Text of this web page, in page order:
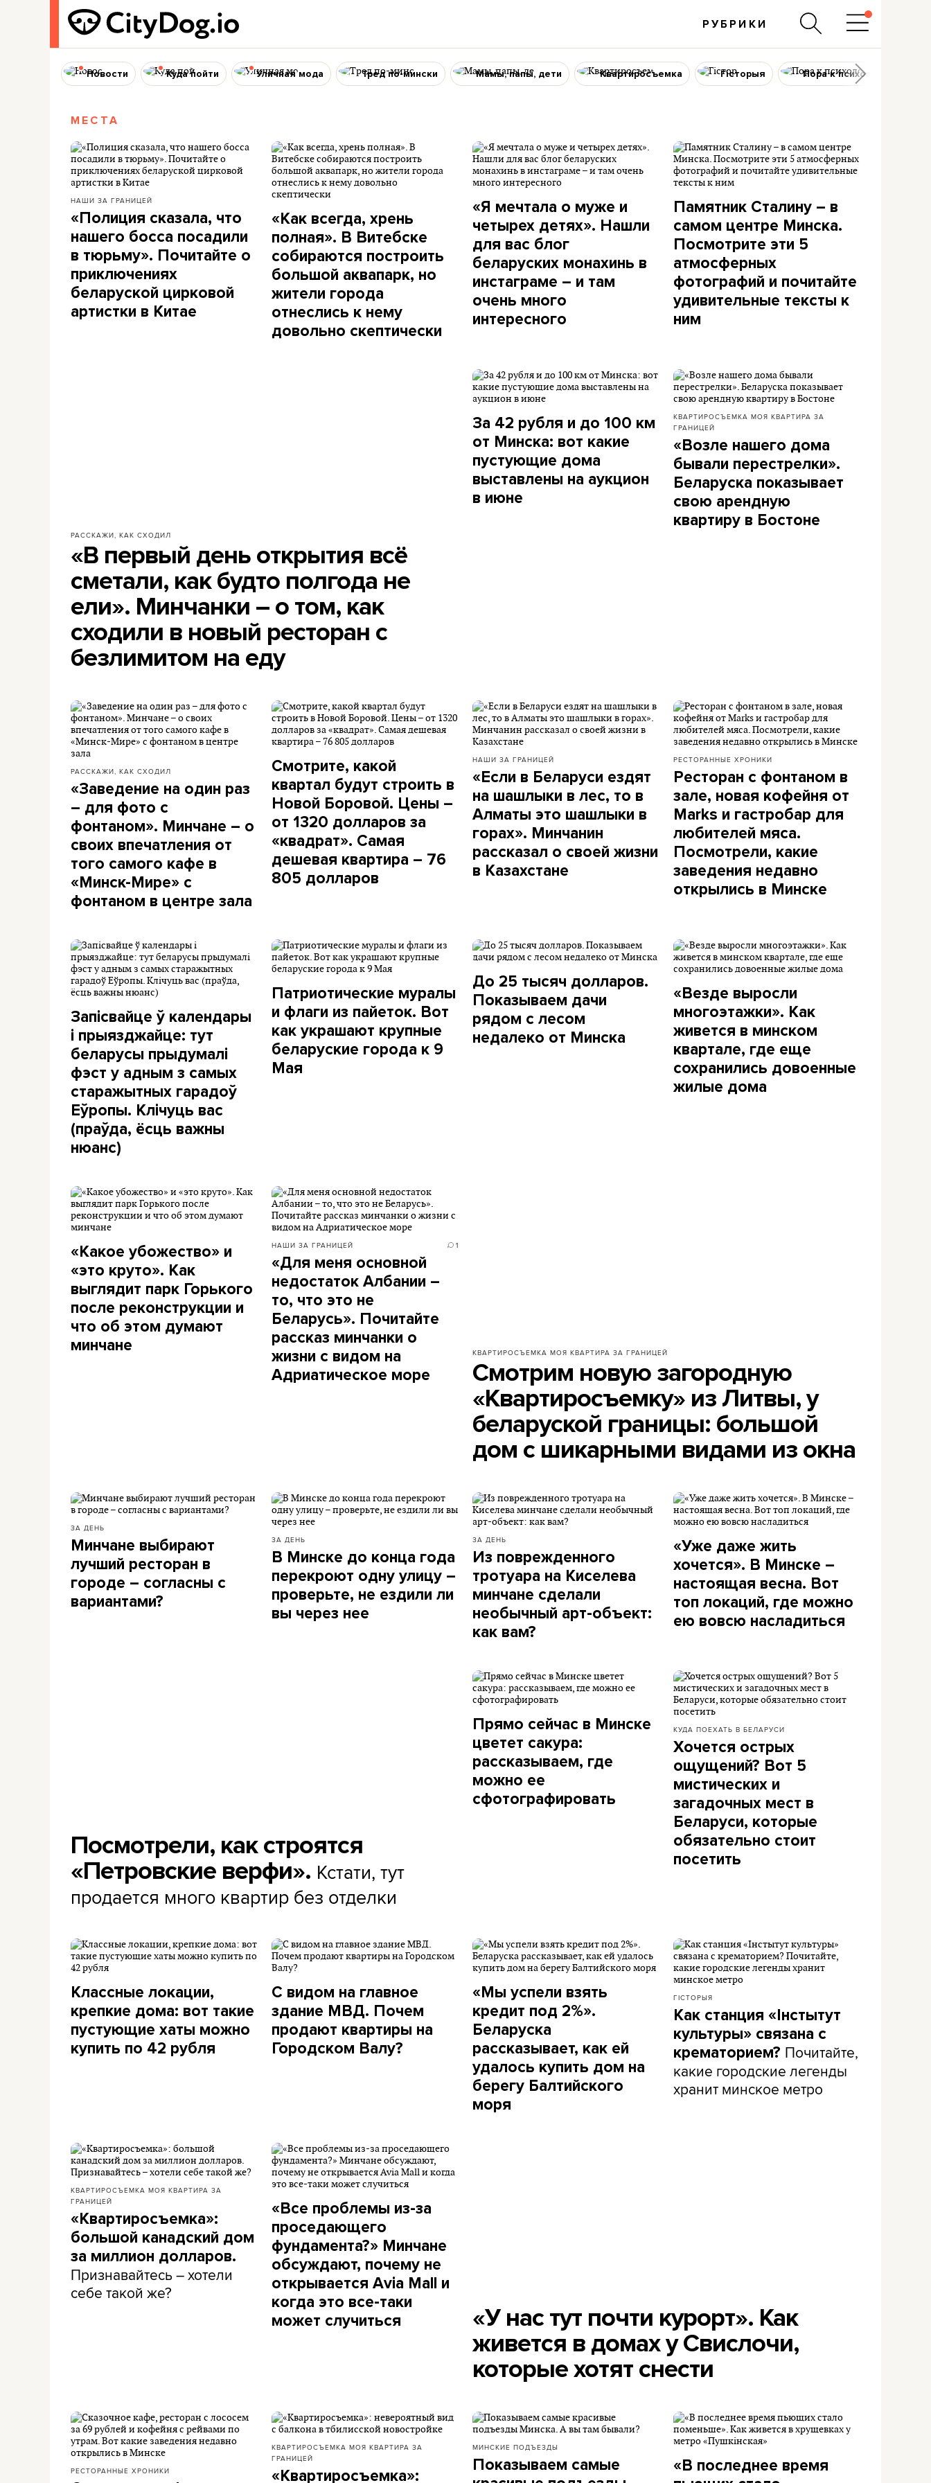
РУБРИКИ
Новости Куда пойти Уличная мода Тред по-мински Мамы, папы, дети Квартиросъемка Гісторыя Пора к психологу
МЕСТА
НАШИ ЗА ГРАНИЦЕЙ
«Полиция сказала, что
нашего босса посадили
в тюрьму». Почитайте о
приключениях
беларуской цирковой
артистки в Китае
«Как всегда, хрень
полная». В Витебске
собираются построить
большой аквапарк, но
жители города
отнеслись к нему
довольно скептически
«Я мечтала о муже и
четырех детях». Нашли
для вас блог
беларуских монахинь в
инстаграме – и там
очень много
интересного
Памятник Сталину – в
самом центре Минска.
Посмотрите эти 5
атмосферных
фотографий и почитайте
удивительные тексты к
ним
РАССКАЖИ, КАК СХОДИЛ
«В первый день открытия всё
сметали, как будто полгода не
ели». Минчанки – о том, как
сходили в новый ресторан с
безлимитом на еду
За 42 рубля и до 100 км
от Минска: вот какие
пустующие дома
выставлены на аукцион
в июне
КВАРТИРОСЪЕМКА МОЯ КВАРТИРА ЗА
ГРАНИЦЕЙ
«Возле нашего дома
бывали перестрелки».
Беларуска показывает
свою арендную
квартиру в Бостоне
РАССКАЖИ, КАК СХОДИЛ
«Заведение на один раз
– для фото с
фонтаном». Минчане – о
своих впечатления от
того самого кафе в
«Минск-Мире» с
фонтаном в центре зала
Смотрите, какой
квартал будут строить в
Новой Боровой. Цены –
от 1320 долларов за
«квадрат». Самая
дешевая квартира – 76
805 долларов
НАШИ ЗА ГРАНИЦЕЙ
«Если в Беларуси ездят
на шашлыки в лес, то в
Алматы это шашлыки в
горах». Минчанин
рассказал о своей жизни
в Казахстане
РЕСТОРАННЫЕ ХРОНИКИ
Ресторан с фонтаном в
зале, новая кофейня от
Marks и гастробар для
любителей мяса.
Посмотрели, какие
заведения недавно
открылись в Минске
Запісвайце ў календары
і прыязджайце: тут
беларусы прыдумалі
фэст у адным з самых
старажытных гарадоў
Еўропы. Клічуць вас
(праўда, ёсць важны
нюанс)
Патриотические муралы
и флаги из пайеток. Вот
как украшают крупные
беларуские города к 9
Мая
До 25 тысяч долларов.
Показываем дачи
рядом с лесом
недалеко от Минска
«Везде выросли
многоэтажки». Как
живется в минском
квартале, где еще
сохранились довоенные
жилые дома
«Какое убожество» и
«это круто». Как
выглядит парк Горького
после реконструкции и
что об этом думают
минчане
НАШИ ЗА ГРАНИЦЕЙ 1
«Для меня основной
недостаток Албании –
то, что это не
Беларусь». Почитайте
рассказ минчанки о
жизни с видом на
Адриатическое море
КВАРТИРОСЪЕМКА МОЯ КВАРТИРА ЗА ГРАНИЦЕЙ
Смотрим новую загородную
«Квартиросъемку» из Литвы, у
беларуской границы: большой
дом с шикарными видами из окна
ЗА ДЕНЬ
Минчане выбирают
лучший ресторан в
городе – согласны с
вариантами?
ЗА ДЕНЬ
В Минске до конца года
перекроют одну улицу –
проверьте, не ездили ли
вы через нее
ЗА ДЕНЬ
Из поврежденного
тротуара на Киселева
минчане сделали
необычный арт-объект:
как вам?
«Уже даже жить
хочется». В Минске –
настоящая весна. Вот
топ локаций, где можно
ею вовсю насладиться
Посмотрели, как строятся
«Петровские верфи». Кстати, тут
продается много квартир без отделки
Прямо сейчас в Минске
цветет сакура:
рассказываем, где
можно ее
сфотографировать
КУДА ПОЕХАТЬ В БЕЛАРУСИ
Хочется острых
ощущений? Вот 5
мистических и
загадочных мест в
Беларуси, которые
обязательно стоит
посетить
Классные локации,
крепкие дома: вот такие
пустующие хаты можно
купить по 42 рубля
С видом на главное
здание МВД. Почем
продают квартиры на
Городском Валу?
«Мы успели взять
кредит под 2%».
Беларуска
рассказывает, как ей
удалось купить дом на
берегу Балтийского
моря
ГІСТОРЫЯ
Как станция «Інстытут
культуры» связана с
крематорием? Почитайте,
какие городские легенды
хранит минское метро
КВАРТИРОСЪЕМКА МОЯ КВАРТИРА ЗА
ГРАНИЦЕЙ
«Квартиросъемка»:
большой канадский дом
за миллион долларов.
Признавайтесь – хотели
себе такой же?
«Все проблемы из-за
проседающего
фундамента?» Минчане
обсуждают, почему не
открывается Avia Mall и
когда это все-таки
может случиться
«У нас тут почти курорт». Как
живется в домах у Свислочи,
которые хотят снести
РЕСТОРАННЫЕ ХРОНИКИ
КВАРТИРОСЪЕМКА МОЯ КВАРТИРА ЗА
ГРАНИЦЕЙ
«Квартиросъемка»:
МИНСКИЕ ПОДЪЕЗДЫ
Показываем самые
«В последнее время